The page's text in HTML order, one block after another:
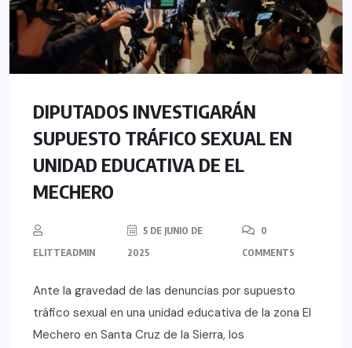
DIPUTADOS INVESTIGARÁN
SUPUESTO TRÁFICO SEXUAL EN
UNIDAD EDUCATIVA DE EL
MECHERO
ELITTEADMIN
5 DE JUNIO DE
2025
0
COMMENTS
Ante la gravedad de las denuncias por supuesto
tráfico sexual en una unidad educativa de la zona El
Mechero en Santa Cruz de la Sierra, los